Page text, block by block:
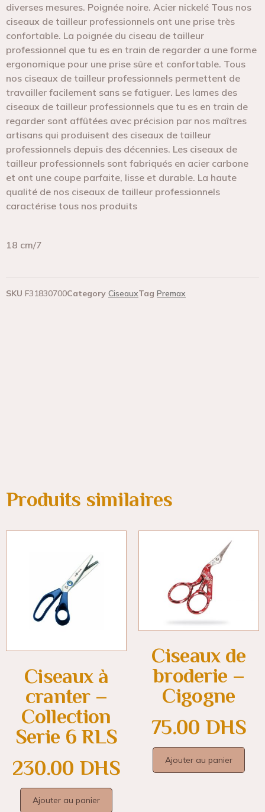
diverses mesures. Poignée noire. Acier nickelé Tous nos
ciseaux de tailleur professionnels ont une prise très
confortable. La poignée du ciseau de tailleur
professionnel que tu es en train de regarder a une forme
ergonomique pour une prise sûre et confortable. Tous
nos ciseaux de tailleur professionnels permettent de
travailler facilement sans se fatiguer. Les lames des
ciseaux de tailleur professionnels que tu es en train de
regarder sont affûtées avec précision par nos maîtres
artisans qui produisent des ciseaux de tailleur
professionnels depuis des décennies. Les ciseaux de
tailleur professionnels sont fabriqués en acier carbone
et ont une coupe parfaite, lisse et durable. La haute
qualité de nos ciseaux de tailleur professionnels
caractérise tous nos produits
18 cm/7
SKU F31830700Category CiseauxTag Premax
Produits similaires
Ciseaux à
cranter –
Collection
Serie 6 RLS
230.00 DHS
Ajouter au panier
Ciseaux de
broderie –
Cigogne
75.00 DHS
Ajouter au panier